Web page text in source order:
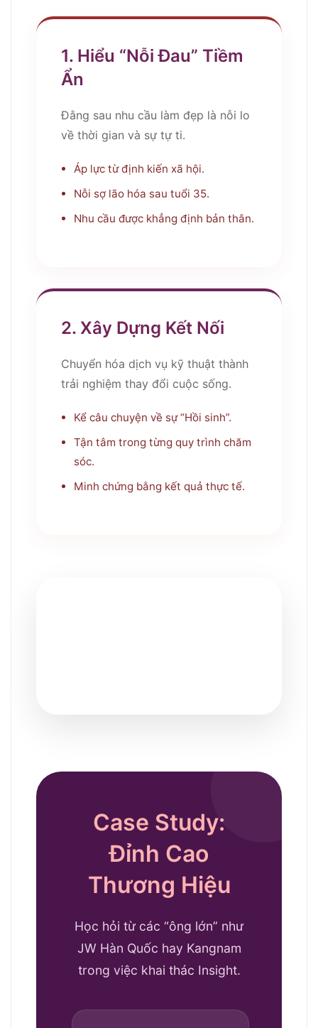
1. Hiểu “Nỗi Đau” Tiềm
Ẩn
Đằng sau nhu cầu làm đẹp là nỗi lo
về thời gian và sự tự ti.
Áp lực từ định kiến xã hội.
Nỗi sợ lão hóa sau tuổi 35.
Nhu cầu được khẳng định bản thân.
2. Xây Dựng Kết Nối
Chuyển hóa dịch vụ kỹ thuật thành
trải nghiệm thay đổi cuộc sống.
Kể câu chuyện về sự “Hồi sinh”.
Tận tâm trong từng quy trình chăm
sóc.
Minh chứng bằng kết quả thực tế.
Case Study:
Đỉnh Cao
Thương Hiệu
Học hỏi từ các “ông lớn” như
JW Hàn Quốc hay Kangnam
trong việc khai thác Insight.